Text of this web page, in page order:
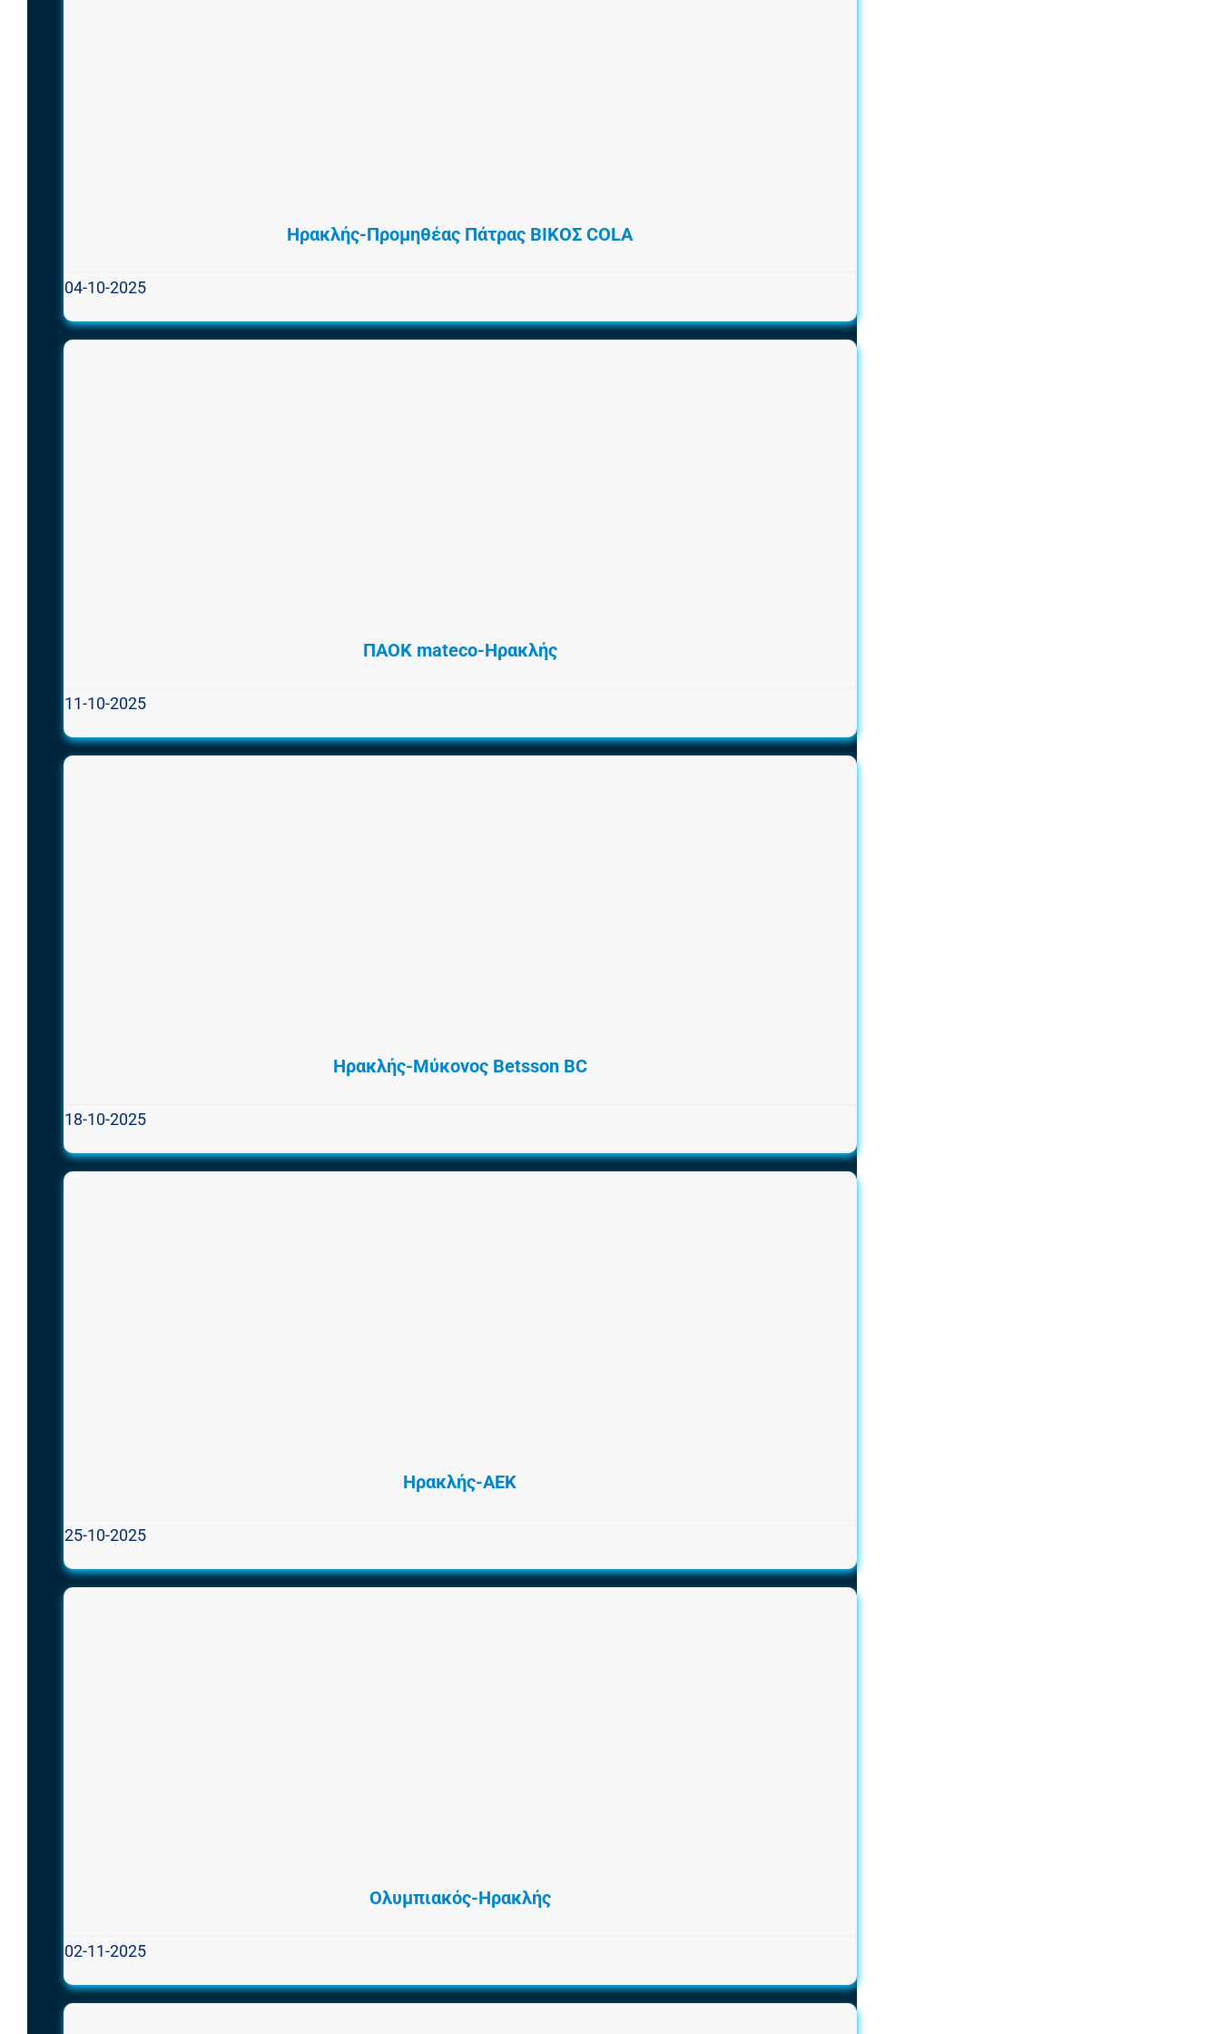
Ηρακλής-Προμηθέας Πάτρας ΒΙΚΟΣ COLA
04-10-2025
ΠΑΟΚ mateco-Ηρακλής
11-10-2025
Ηρακλής-Μύκονος Betsson BC
18-10-2025
Ηρακλής-ΑΕΚ
25-10-2025
Ολυμπιακός-Ηρακλής
02-11-2025